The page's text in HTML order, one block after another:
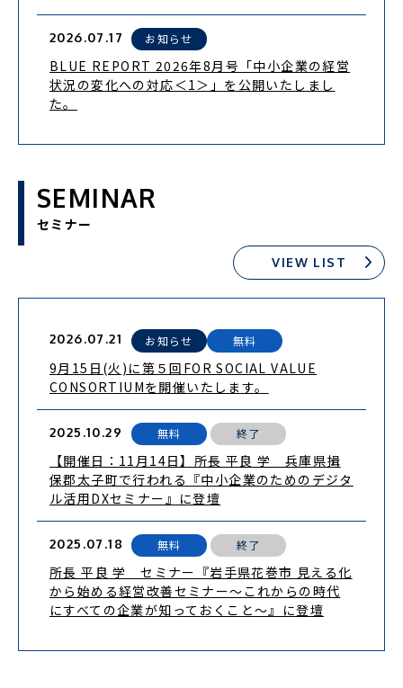
2026.07.17 お知らせ
BLUE REPORT 2026年8月号「中小企業の経営
状況の変化への対応＜1＞」を公開いたしまし
た。
SEMINAR
セミナー
VIEW LIST
2026.07.21 お知らせ 無料
9月15日(火)に第５回FOR SOCIAL VALUE
CONSORTIUMを開催いたします。
2025.10.29 無料 終了
【開催日：11月14日】所長 平良 学 兵庫県揖
保郡太子町で行われる『中小企業のためのデジタ
ル活用DXセミナー』に登壇
2025.07.18 無料 終了
所長 平良 学 セミナー『岩手県花巻市 見える化
から始める経営改善セミナー～これからの時代
にすべての企業が知っておくこと～』に登壇